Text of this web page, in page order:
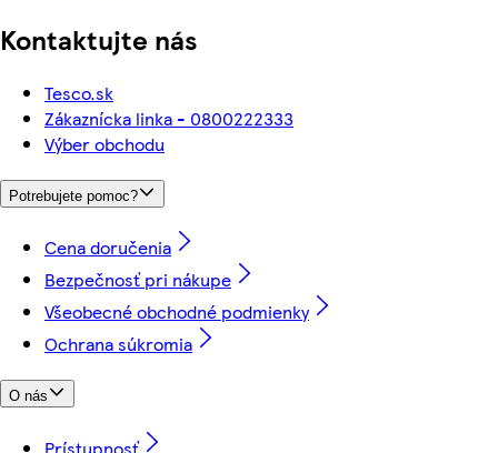
Kontaktujte nás
Tesco.sk
Zákaznícka linka - 0800222333
Výber obchodu
Potrebujete pomoc?
Cena doručenia
Bezpečnosť pri nákupe
Všeobecné obchodné podmienky
Ochrana súkromia
O nás